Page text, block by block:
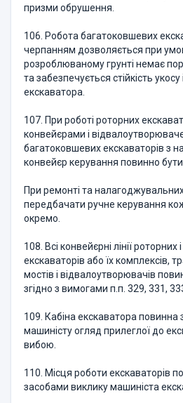
призми обрушення.
106. Робота багатоковшевих
черпанням дозволяється при
розроблюваному грунті немає
та забезпечується стійкість
екскаватора.
107. При роботі роторних
конвейєрами і
багатоковшевих екскаваторів з
конвейєр керування повинно
При ремонті та
передбачати ручне керування
окремо.
108. Всі конвейєрні лінії
екскаваторів або їх комплексів,
мостів і відвалоутворювачів
згідно з вимогами п.п. 329, 331,
109. Кабіна екскаватора повинна
машиністу огляд прилеглої до
вибою.
110. Місця роботи екскаваторів
засобами виклику машиніста